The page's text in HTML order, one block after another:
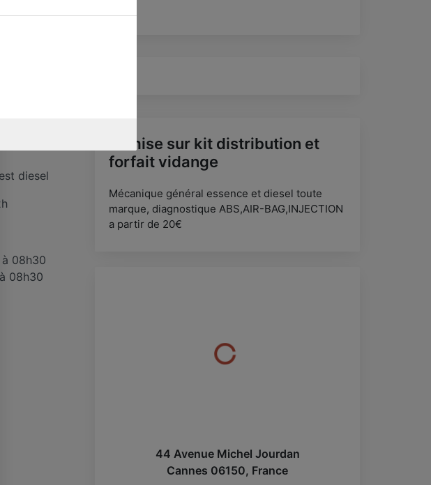
Remise sur kit distribution et
forfait vidange
Mécanique général essence et diesel toute
marque, diagnostique ABS,AIR-BAG,INJECTION
a partir de 20€
44 Avenue Michel Jourdan
Cannes 06150, France
diesel
08h30
08h30